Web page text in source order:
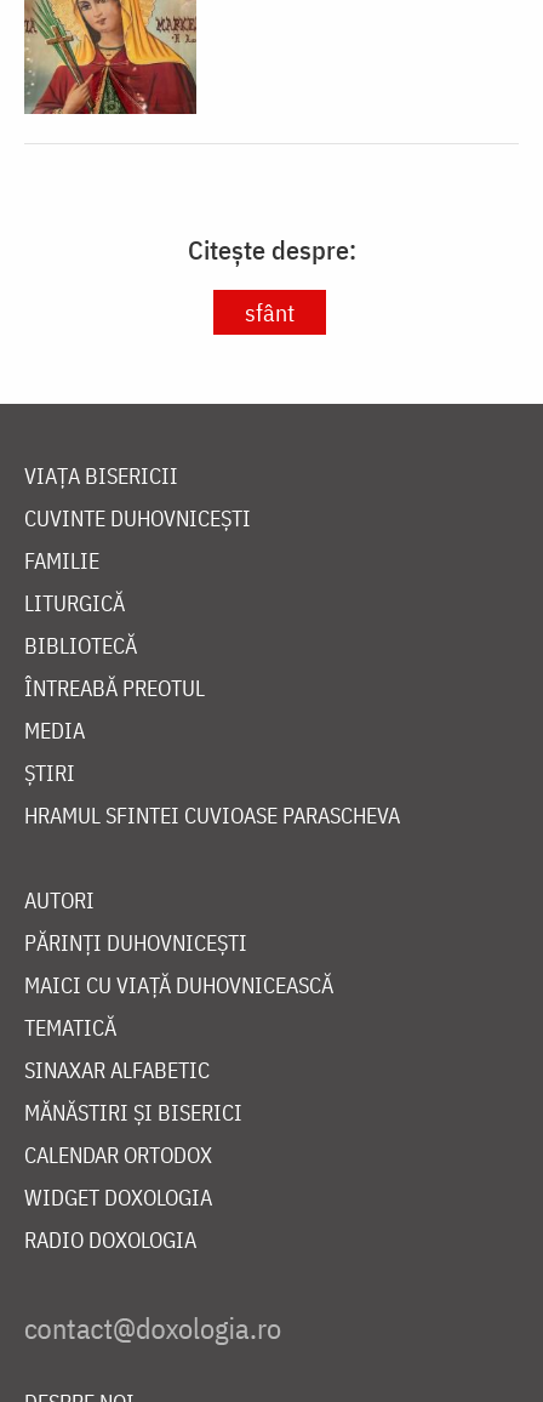
Citește despre:
sfânt
VIAȚA BISERICII
CUVINTE DUHOVNICEȘTI
FAMILIE
LITURGICĂ
BIBLIOTECĂ
ÎNTREABĂ PREOTUL
MEDIA
ȘTIRI
HRAMUL SFINTEI CUVIOASE PARASCHEVA
AUTORI
PĂRINȚI DUHOVNICEȘTI
MAICI CU VIAȚĂ DUHOVNICEASCĂ
TEMATICĂ
SINAXAR ALFABETIC
MĂNĂSTIRI ȘI BISERICI
CALENDAR ORTODOX
WIDGET DOXOLOGIA
RADIO DOXOLOGIA